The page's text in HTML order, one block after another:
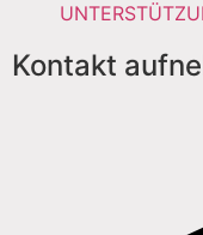
Kontakt